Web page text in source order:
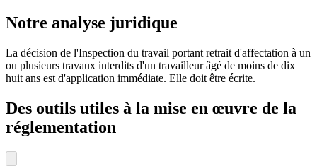
Notre analyse juridique
La décision de l'Inspection du travail portant retrait d'affectation à un
ou plusieurs travaux interdits d'un travailleur âgé de moins de dix
huit ans est d'application immédiate. Elle doit être écrite.
Des outils utiles à la mise en œuvre de la
réglementation